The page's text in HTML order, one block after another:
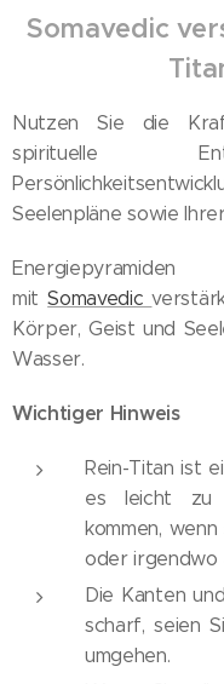
Somavedic
Nutzen Sie die
spirituelle
Seelenpläne sowie
mitSomavedic
Körper, Geist und
Wasser.
Wichtiger Hinweis
Rein-Titan ist
es leicht zu
kommen,
oder irgendwo
Die Kanten
scharf, seien
umgehen.